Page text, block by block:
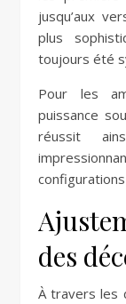
jusqu’aux
plus
toujours été
Pour les
puissance
réussit
des
À travers les